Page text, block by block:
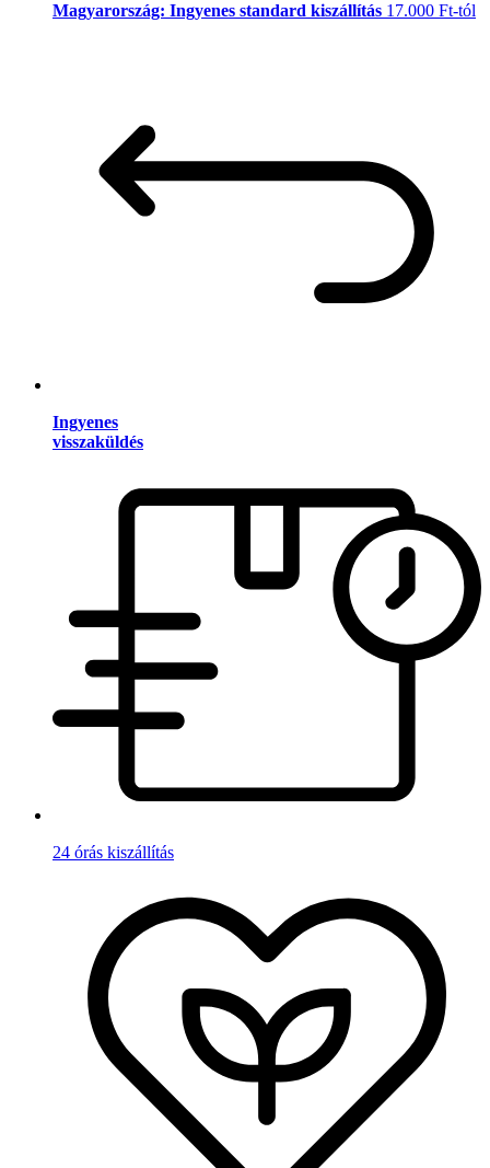
Magyarország: Ingyenes standard kiszállítás 17.000 Ft-tól
Ingyenes
visszaküldés
24 órás kiszállítás